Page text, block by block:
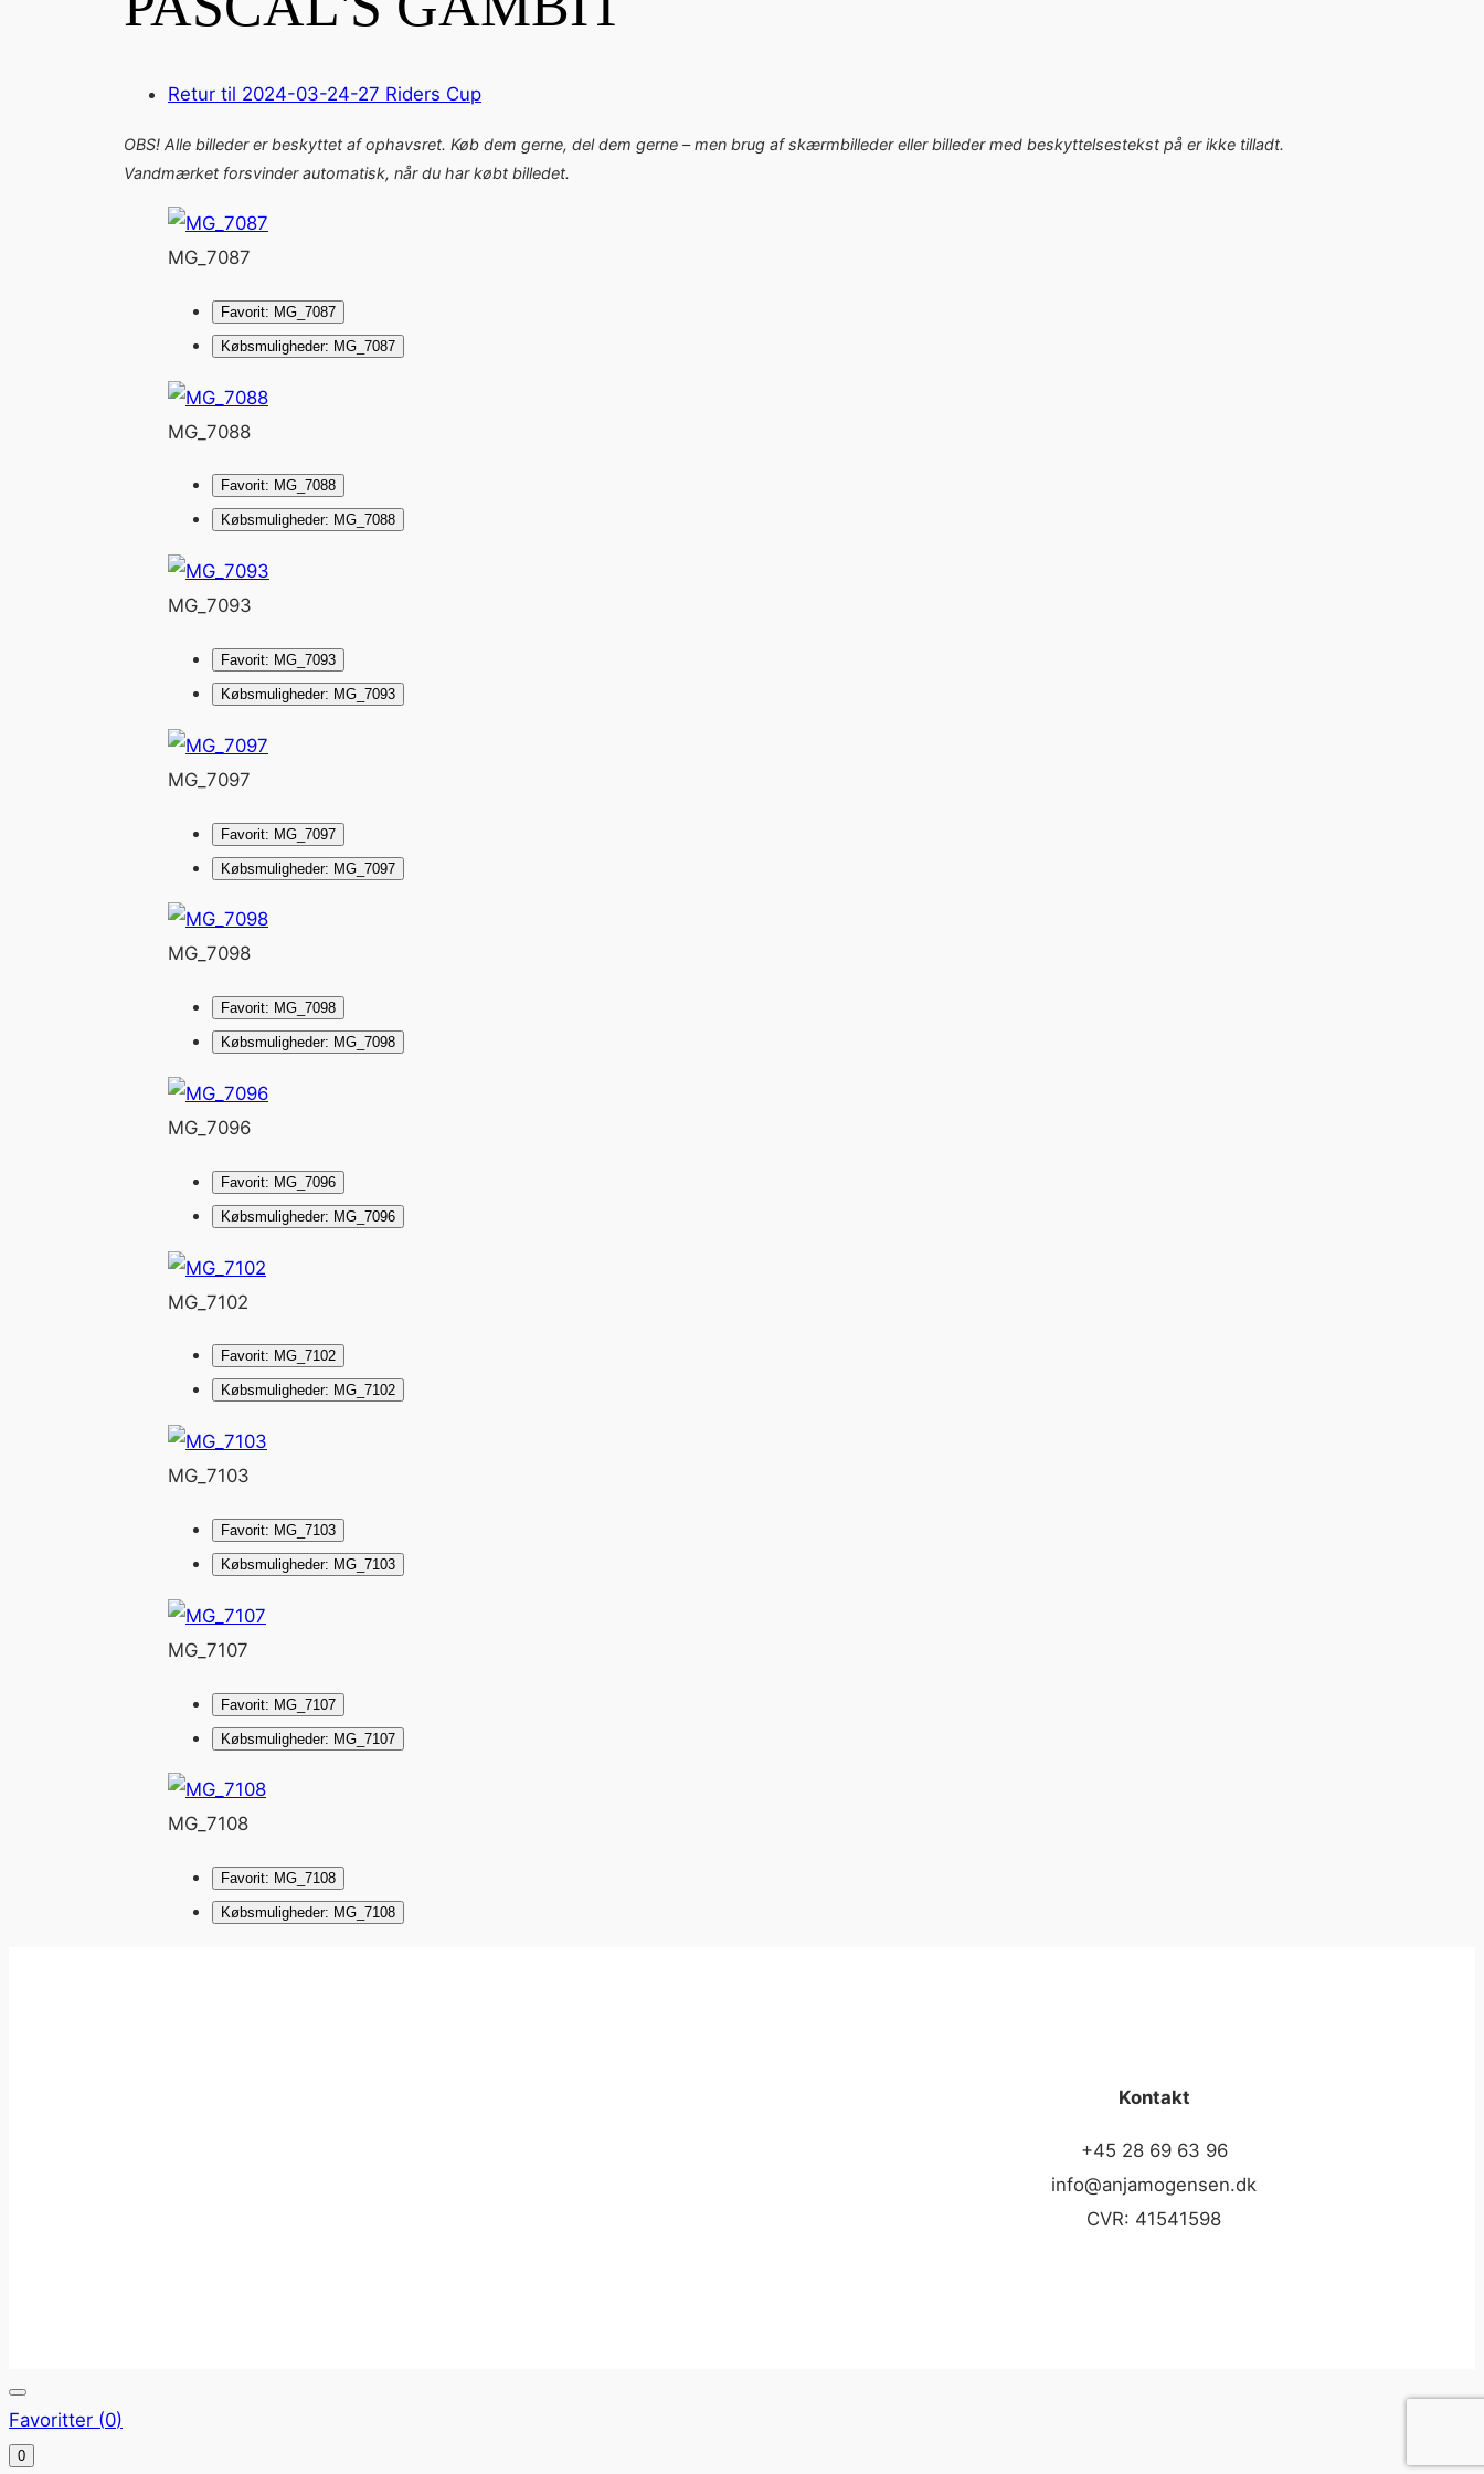
Retur til 2024-03-24-27 Riders Cup
OBS! Alle billeder er beskyttet af ophavsret. Køb dem gerne, del dem gerne – men brug af skærmbilleder eller billeder med beskyttelsestekst på er ikke tilladt.
Vandmærket forsvinder automatisk, når du har købt billedet.
MG_7087
Favorit: MG_7087
Købsmuligheder: MG_7087
MG_7088
Favorit: MG_7088
Købsmuligheder: MG_7088
MG_7093
Favorit: MG_7093
Købsmuligheder: MG_7093
MG_7097
Favorit: MG_7097
Købsmuligheder: MG_7097
MG_7098
Favorit: MG_7098
Købsmuligheder: MG_7098
MG_7096
Favorit: MG_7096
Købsmuligheder: MG_7096
MG_7102
Favorit: MG_7102
Købsmuligheder: MG_7102
MG_7103
Favorit: MG_7103
Købsmuligheder: MG_7103
MG_7107
Favorit: MG_7107
Købsmuligheder: MG_7107
MG_7108
Favorit: MG_7108
Købsmuligheder: MG_7108
Kontakt
+45 28 69 63 96
info@anjamogensen.dk
CVR: 41541598
Favoritter (0)
0